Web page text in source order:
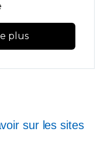
plus
sur les sites